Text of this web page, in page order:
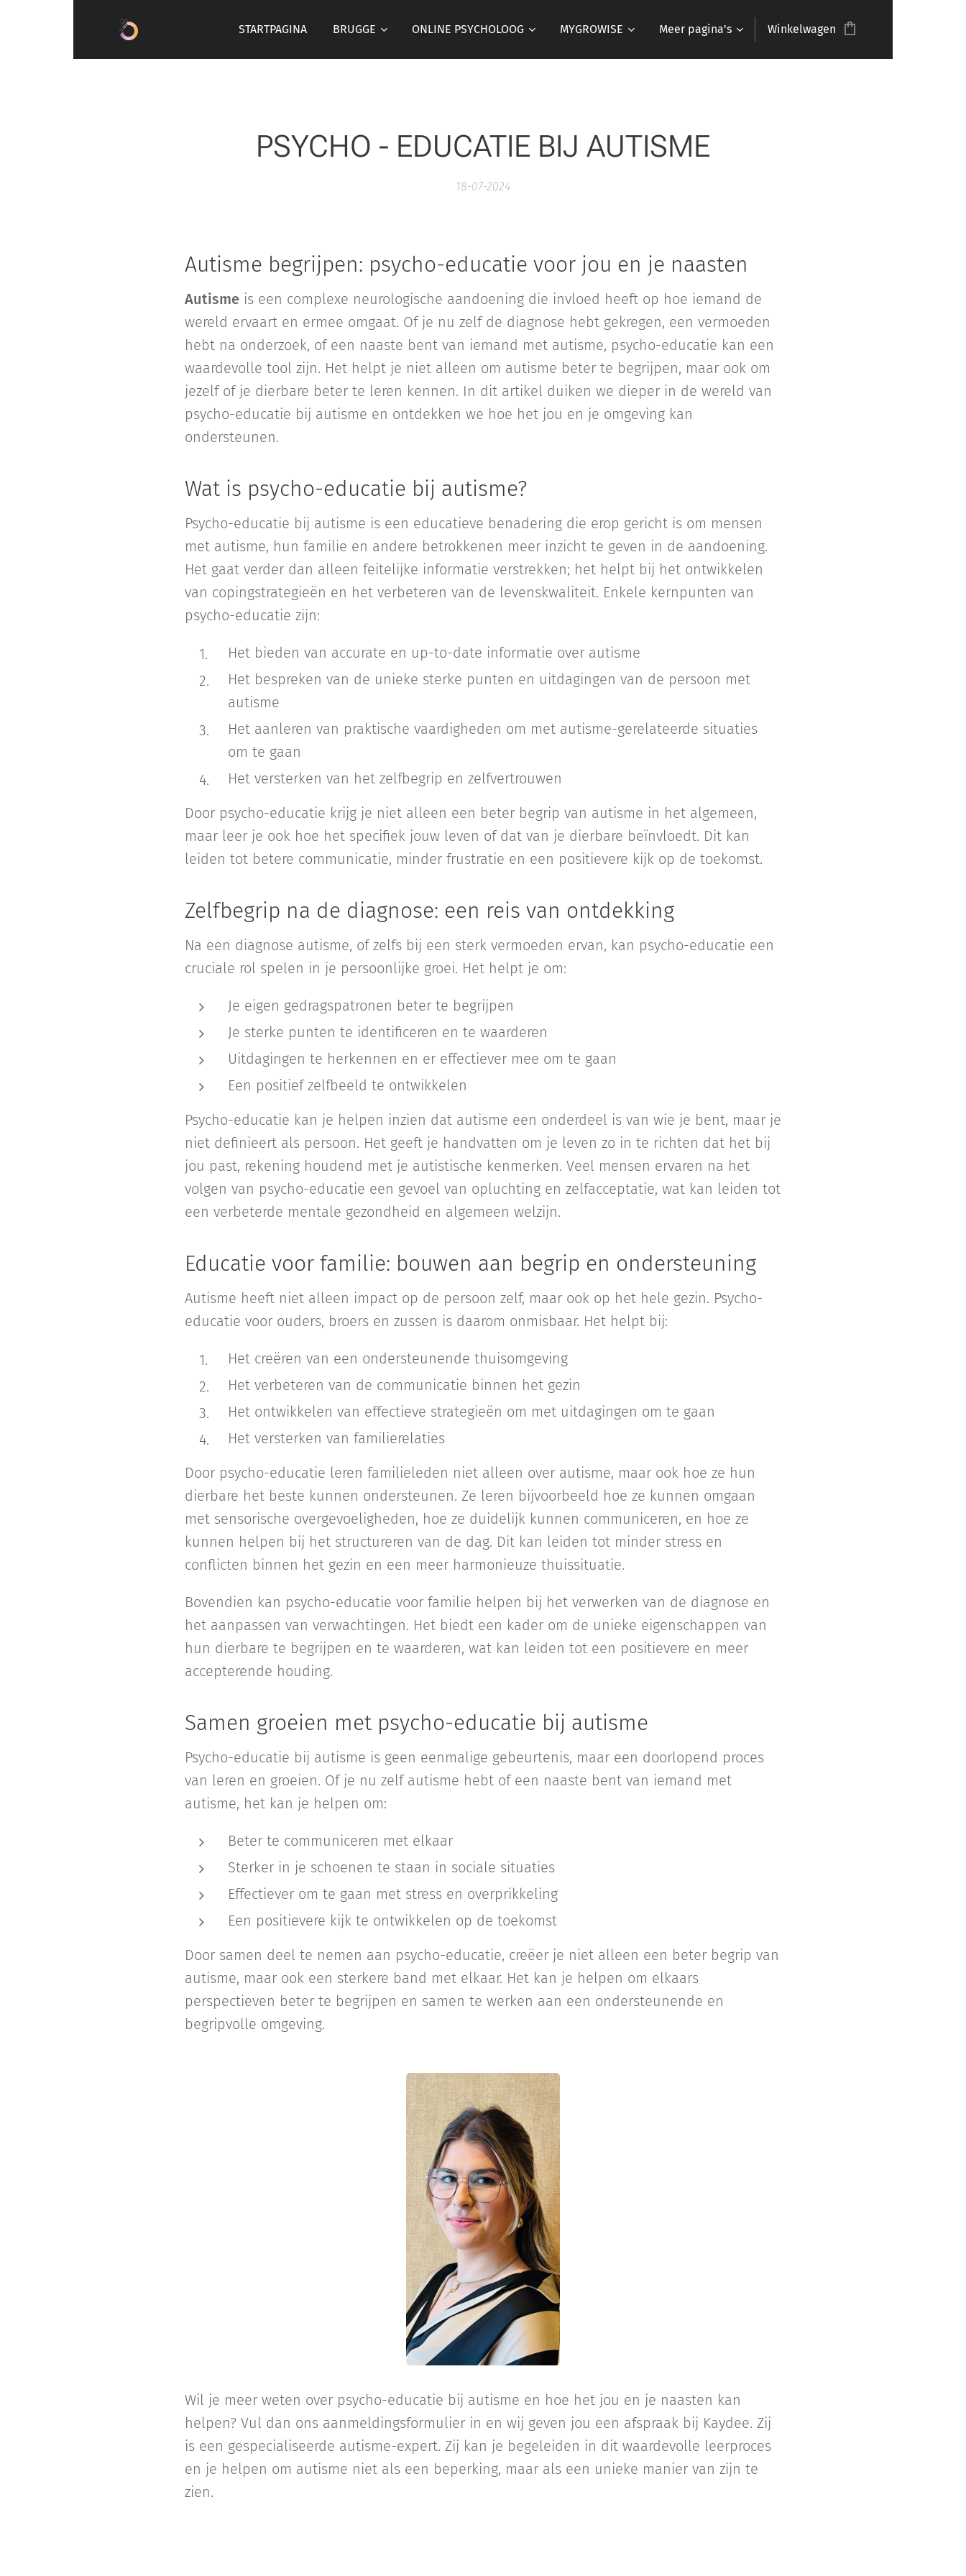
STARTPAGINA BRUGGE ONLINE PSYCHOLOOG MYGROWISE Meer pagina's Winkelwagen
PSYCHO - EDUCATIE BIJ AUTISME
18-07-2024
Autisme begrijpen: psycho-educatie voor jou en je naasten
Autisme is een complexe neurologische aandoening die invloed heeft op hoe iemand de
wereld ervaart en ermee omgaat. Of je nu zelf de diagnose hebt gekregen, een vermoeden
hebt na onderzoek, of een naaste bent van iemand met autisme, psycho-educatie kan een
waardevolle tool zijn. Het helpt je niet alleen om autisme beter te begrijpen, maar ook om
jezelf of je dierbare beter te leren kennen. In dit artikel duiken we dieper in de wereld van
psycho-educatie bij autisme en ontdekken we hoe het jou en je omgeving kan
ondersteunen.
Wat is psycho-educatie bij autisme?
Psycho-educatie bij autisme is een educatieve benadering die erop gericht is om mensen
met autisme, hun familie en andere betrokkenen meer inzicht te geven in de aandoening.
Het gaat verder dan alleen feitelijke informatie verstrekken; het helpt bij het ontwikkelen
van copingstrategieën en het verbeteren van de levenskwaliteit. Enkele kernpunten van
psycho-educatie zijn:
Het bieden van accurate en up-to-date informatie over autisme
Het bespreken van de unieke sterke punten en uitdagingen van de persoon met
autisme
Het aanleren van praktische vaardigheden om met autisme-gerelateerde situaties
om te gaan
Het versterken van het zelfbegrip en zelfvertrouwen
Door psycho-educatie krijg je niet alleen een beter begrip van autisme in het algemeen,
maar leer je ook hoe het specifiek jouw leven of dat van je dierbare beïnvloedt. Dit kan
leiden tot betere communicatie, minder frustratie en een positievere kijk op de toekomst.
Zelfbegrip na de diagnose: een reis van ontdekking
Na een diagnose autisme, of zelfs bij een sterk vermoeden ervan, kan psycho-educatie een
cruciale rol spelen in je persoonlijke groei. Het helpt je om:
Je eigen gedragspatronen beter te begrijpen
Je sterke punten te identificeren en te waarderen
Uitdagingen te herkennen en er effectiever mee om te gaan
Een positief zelfbeeld te ontwikkelen
Psycho-educatie kan je helpen inzien dat autisme een onderdeel is van wie je bent, maar je
niet definieert als persoon. Het geeft je handvatten om je leven zo in te richten dat het bij
jou past, rekening houdend met je autistische kenmerken. Veel mensen ervaren na het
volgen van psycho-educatie een gevoel van opluchting en zelfacceptatie, wat kan leiden tot
een verbeterde mentale gezondheid en algemeen welzijn.
Educatie voor familie: bouwen aan begrip en ondersteuning
Autisme heeft niet alleen impact op de persoon zelf, maar ook op het hele gezin. Psycho-
educatie voor ouders, broers en zussen is daarom onmisbaar. Het helpt bij:
Het creëren van een ondersteunende thuisomgeving
Het verbeteren van de communicatie binnen het gezin
Het ontwikkelen van effectieve strategieën om met uitdagingen om te gaan
Het versterken van familierelaties
Door psycho-educatie leren familieleden niet alleen over autisme, maar ook hoe ze hun
dierbare het beste kunnen ondersteunen. Ze leren bijvoorbeeld hoe ze kunnen omgaan
met sensorische overgevoeligheden, hoe ze duidelijk kunnen communiceren, en hoe ze
kunnen helpen bij het structureren van de dag. Dit kan leiden tot minder stress en
conflicten binnen het gezin en een meer harmonieuze thuissituatie.
Bovendien kan psycho-educatie voor familie helpen bij het verwerken van de diagnose en
het aanpassen van verwachtingen. Het biedt een kader om de unieke eigenschappen van
hun dierbare te begrijpen en te waarderen, wat kan leiden tot een positievere en meer
accepterende houding.
Samen groeien met psycho-educatie bij autisme
Psycho-educatie bij autisme is geen eenmalige gebeurtenis, maar een doorlopend proces
van leren en groeien. Of je nu zelf autisme hebt of een naaste bent van iemand met
autisme, het kan je helpen om:
Beter te communiceren met elkaar
Sterker in je schoenen te staan in sociale situaties
Effectiever om te gaan met stress en overprikkeling
Een positievere kijk te ontwikkelen op de toekomst
Door samen deel te nemen aan psycho-educatie, creëer je niet alleen een beter begrip van
autisme, maar ook een sterkere band met elkaar. Het kan je helpen om elkaars
perspectieven beter te begrijpen en samen te werken aan een ondersteunende en
begripvolle omgeving.
Wil je meer weten over psycho-educatie bij autisme en hoe het jou en je naasten kan
helpen? Vul dan ons aanmeldingsformulier in en wij geven jou een afspraak bij Kaydee. Zij
is een gespecialiseerde autisme-expert. Zij kan je begeleiden in dit waardevolle leerproces
en je helpen om autisme niet als een beperking, maar als een unieke manier van zijn te
zien.